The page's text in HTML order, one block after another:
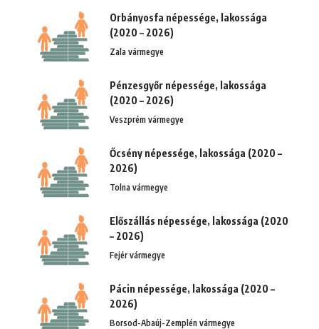
Orbányosfa népessége, lakossága
(2020 – 2026)
Zala vármegye
Pénzesgyőr népessége, lakossága
(2020 – 2026)
Veszprém vármegye
Őcsény népessége, lakossága (2020 –
2026)
Tolna vármegye
Előszállás népessége, lakossága (2020
– 2026)
Fejér vármegye
Pácin népessége, lakossága (2020 –
2026)
Borsod-Abaúj-Zemplén vármegye